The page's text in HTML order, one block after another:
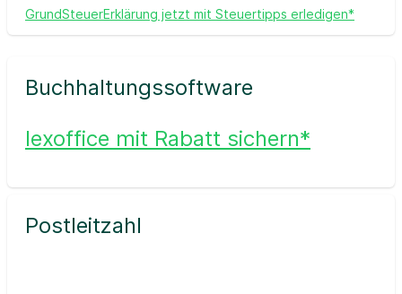
GrundSteuerErklärung jetzt mit Steuertipps erledigen*
Buchhaltungssoftware
lexoffice mit Rabatt sichern*
Postleitzahl